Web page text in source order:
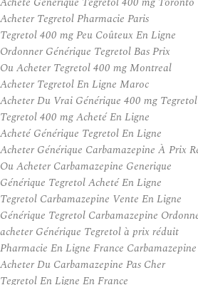
Acheter Tegretol Pharmacie Paris
Tegretol 400 mg Peu Coûteux En Ligne
Ordonner Générique Tegretol Bas Prix
Ou Acheter Tegretol 400 mg Montreal
Acheter Tegretol En Ligne Maroc
Acheter Du Vrai Générique 400 mg
Tegretol 400 mg Acheté En Ligne
Acheté Générique Tegretol En Ligne
Acheter Générique Carbamazepine À Prix
Ou Acheter Carbamazepine Generique
Générique Tegretol Acheté En Ligne
Tegretol Carbamazepine Vente En Ligne
Générique Tegretol Carbamazepine
acheter Générique Tegretol à prix réduit
Pharmacie En Ligne France
Acheter Du Carbamazepine Pas Cher
Tegretol En Ligne En France